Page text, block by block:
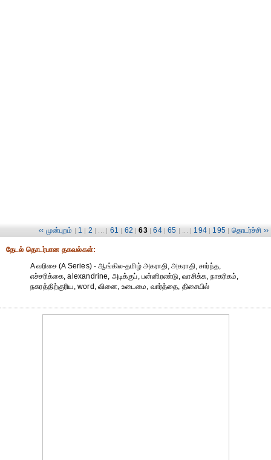
‹‹ முன்புறம் | 1 | 2 | ... | 61 | 62 | 63 | 64 | 65 | ... | 194 | 195 | தொடர்ச்சி ››
தேட‌ல் தொட‌ர்பான தகவ‌ல்க‌ள்:
A வரிசை (A Series) - ஆங்கில-தமிழ் அகராதி, அகராதி, சார்ந்த,
எச்சரிக்கை, alexandrine, அடிக்குப், பன்னிரண்டு, வாசிக்க, நாகரிகம்,
நகரத்திற்குரிய, word, வினை, உடைமை, வார்த்தை, திசையில்